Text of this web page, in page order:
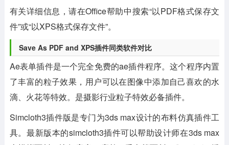
有关详细信息，请在Office帮助中搜索“以PDF格式保存文
件”或“以XPS格式保存文件”。
Save As PDF and XPS插件同类软件对比
Ae表单插件是一个完全免费的ae插件程序。这个程序内置
了丰富的粒子效果，用户可以在图像中添加自己喜欢的水
滴、火花等特效。是摄影行业粒子特效必备插件。
Simcloth3插件版是专门为3ds max设计的布料仿真插件工
具。最新版本的simcloth3插件可以帮助设计师在3ds max